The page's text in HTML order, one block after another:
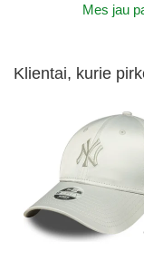
Mes jau
Klientai, kurie